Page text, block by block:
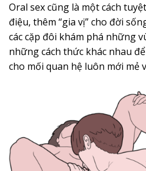
Oral sex cũng là một cách
điệu, thêm “gia vị” cho đời
các cặp đôi khám phá những
những cách thức khác nhau
cho mối quan hệ luôn mới mẻ